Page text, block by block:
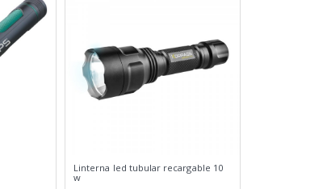
Linterna led tubular recargable 10
w